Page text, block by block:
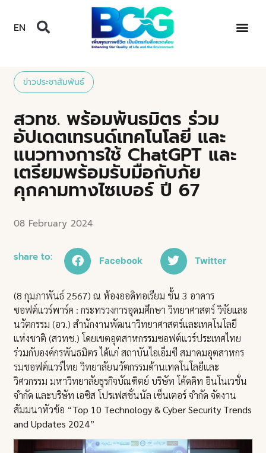
EN
ข่าวประชาสัมพันธ์
สวทช. พร้อมพันธมิตร ร่วม
อัปเดตเทรนด์เทคโนโลยี และ
แนวทางการใช้ ChatGPT และ
เตรียมพร้อมรับมือกับภัย
คุกคามทางไซเบอร์ ปี 67
08 February 2024
share to: Facebook Twitter
(8 กุมภาพันธ์ 2567) ณ ห้องออดิทอเรียม ชั้น 3 อาคาร
ซอฟต์แวร์พาร์ค : กระทรวงการอุดมศึกษา วิทยาศาสตร์ วิจัยและ
นวัตกรรม (อว.) สำนักงานพัฒนาวิทยาศาสตร์และเทคโนโลยี
แห่งชาติ (สวทช.) โดยเขตอุตสาหกรรมซอฟต์แวร์ประเทศไทย
ร่วมกับองค์กรพันธมิตร ได้แก่ สถาบันไอเอ็มซี สมาคมอุตสาหกร
รมชอฟต์แวร์ไทย วิทยาลัยนวัตกรรมด้านเทคโนโลยีและ
วิศวกรรม มหาวิทยาลัยธุรกิจบัณฑิตย์ บริษัท โค้ดคิท อินโนเวชั่น
จำกัด และบริษัท เอซิส โปรเฟสชั่นนัล เซ็นเตอร์ จำกัด จัดงาน
สัมมนาหัวข้อ “Top 10 Technology & Cyber Security Trends
and Updates 2024”